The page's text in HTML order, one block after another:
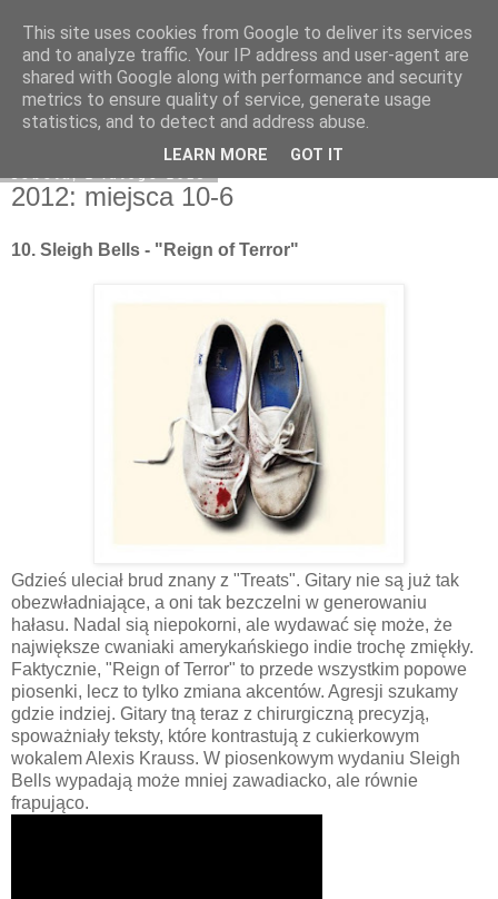
Na obrzeżach
2012: miejsca 10-6
10. Sleigh Bells - "Reign of Terror"
Gdzieś uleciał brud znany z "Treats". Gitary nie są już tak
obezwładniające, a oni tak bezczelni w generowaniu
hałasu. Nadal sią niepokorni, ale wydawać się może, że
największe cwaniaki amerykańskiego indie trochę zmiękły.
Faktycznie, "Reign of Terror" to przede wszystkim popowe
piosenki, lecz to tylko zmiana akcentów. Agresji szukamy
gdzie indziej. Gitary tną teraz z chirurgiczną precyzją,
spoważniały teksty, które kontrastują z cukierkowym
wokalem Alexis Krauss. W piosenkowym wydaniu Sleigh
Bells wypadają może mniej zawadiacko, ale równie
frapująco.
This site uses cookies from Google to deliver its services
and to analyze traffic. Your IP address and user-agent are
shared with Google along with performance and security
metrics to ensure quality of service, generate usage
statistics, and to detect and address abuse.
LEARN MORE GOT IT